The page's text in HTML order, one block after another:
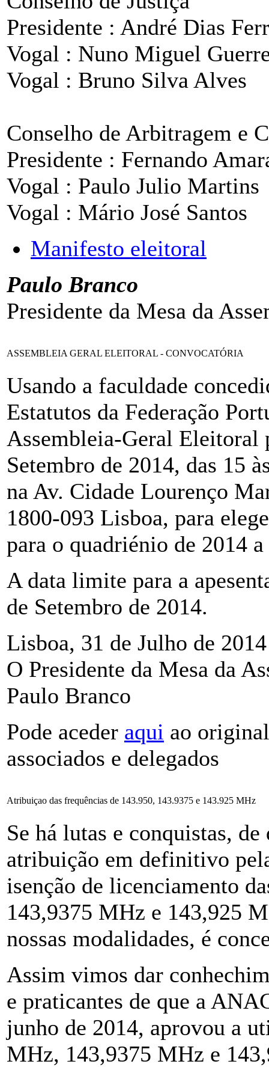
Presidente : André Dias
Vogal : Nuno Miguel
Vogal : Bruno Silva Alves
Conselho de Arbitragem e
Presidente : Fernando
Vogal : Paulo Julio Martins
Vogal : Mário José Santos
Manifesto eleitoral
Paulo Branco
Presidente da Mesa da
ASSEMBLEIA GERAL ELEITORAL - CONVOCATÓRIA
Usando a faculdade
Estatutos da Federação
Assembleia-Geral Eleitoral
Setembro de 2014, das 15
na Av. Cidade Lourenço
1800-093 Lisboa, para
para o quadriénio de 2014
A data limite para a
de Setembro de 2014.
Lisboa, 31 de Julho de 2014
O Presidente da Mesa da
Paulo Branco
Pode aceder aqui ao
associados e delegados
Atribuiçao das frequências de 143.950, 143.9375 e 143.925 MHz
Se há lutas e conquistas,
atribuição em definitivo
isenção de licenciamento
143,9375 MHz e 143,925
nossas modalidades, é
Assim vimos dar
e praticantes de que a
junho de 2014, aprovou a
MHz, 143,9375 MHz e